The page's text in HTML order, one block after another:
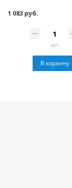
1 083 руб.
шт
В корзину